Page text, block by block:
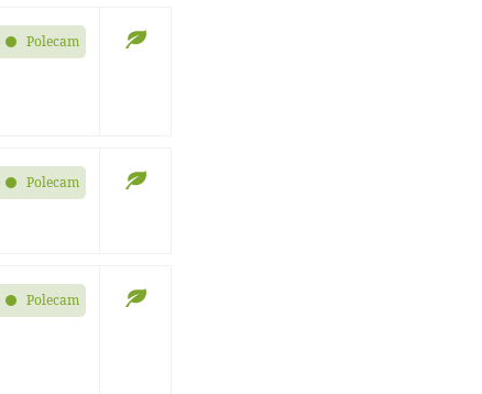
Polecam
Polecam
Polecam